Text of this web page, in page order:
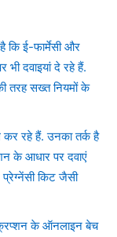
कि ई-फार्मेसी और
भी दवाइयां दे रहे हैं.
तरह सख्त नियमों के
कर रहे हैं. उनका तर्क है
के आधार पर दवाएं
प्रेग्नेंसी किट जैसी
के ऑनलाइन बेच